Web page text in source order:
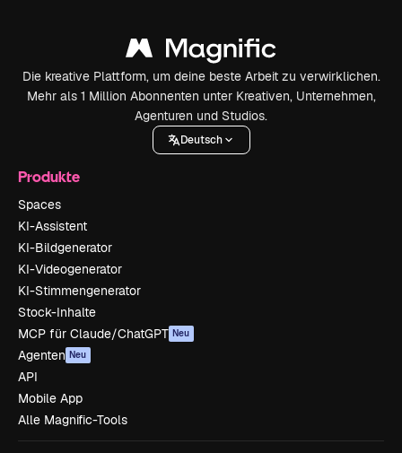
Die kreative Plattform, um deine beste Arbeit zu verwirklichen.
Mehr als 1 Million Abonnenten unter Kreativen, Unternehmen,
Agenturen und Studios.
Deutsch
Produkte
Spaces
KI-Assistent
KI-Bildgenerator
KI-Videogenerator
KI-Stimmengenerator
Stock-Inhalte
MCP für Claude/ChatGPT Neu
Agenten Neu
API
Mobile App
Alle Magnific-Tools